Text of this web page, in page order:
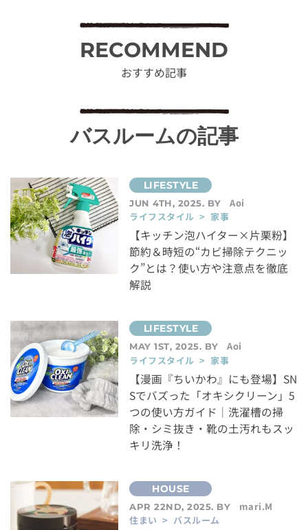
RECOMMEND
おすすめ記事
バスルームの記事
JUN 4TH, 2025. BY
Aoi
ライフスタイル > 家事
【キッチン泡ハイター×片栗粉】
節約＆時短の“カビ掃除テクニッ
ク”とは？使い方や注意点を徹底
解説
MAY 1ST, 2025. BY
Aoi
ライフスタイル > 家事
【漫画『ちいかわ』にも登場】SN
Sでバズった「オキシクリーン」5
つの使い方ガイド｜洗濯槽の掃
除・シミ抜き・靴の土汚れもスッ
キリ洗浄！
APR 22ND, 2025. BY
mari.M
住まい > バスルーム